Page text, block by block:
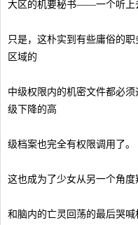
大区的机要秘书——一个听上
只是，这朴实到有些庸俗的
区域的
中级权限内的机密文件都必
级下降的高
级档案也完全有权限调用了。
这也成为了少女从另一个角度
和脑内的亡灵回荡的最后哭